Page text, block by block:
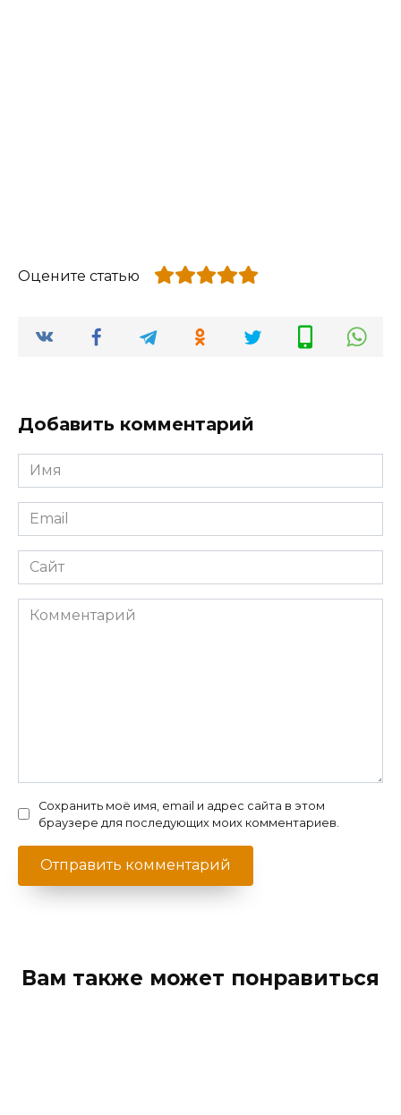
Оцените статью
Добавить комментарий
Имя
*
Email
*
Сайт
Комментарий
Сохранить моё имя, email и адрес сайта в этом
браузере для последующих моих комментариев.
Вам также может понравиться